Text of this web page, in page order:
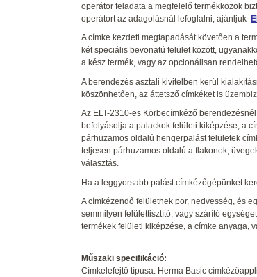
operátor feladata a megfelelő termékközök
operátort az adagolásnál lefoglalni, ajánljuk
A címke kezdeti megtapadását követően a
két speciális bevonatú felület között,
a kész termék, vagy az opcionálisan
A berendezés asztali kivitelben kerül
köszönhetően, az áttetsző címkéket is
Az ELT-2310-es Körbecímkéző
befolyásolja a palackok felületi kiképzése, a
párhuzamos oldalú hengerpalást felületek
teljesen párhuzamos oldalú a flakonok,
választás.
Ha a leggyorsabb palást címkézőgépünket
A címkézendő felületnek por, nedvesség, és
semmilyen felülettisztító, vagy szárító
termékek felületi kiképzése, a címke anyaga,
Műszaki specifikáció:
Címkelefejtő típusa: Herma Basic